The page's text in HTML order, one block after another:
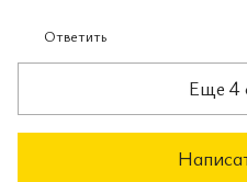
Ответить
Еще 4